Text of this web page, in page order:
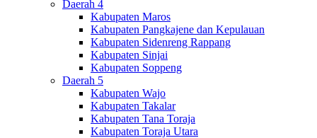
Daerah 4
Kabupaten Maros
Kabupaten Pangkajene dan Kepulauan
Kabupaten Sidenreng Rappang
Kabupaten Sinjai
Kabupaten Soppeng
Daerah 5
Kabupaten Wajo
Kabupaten Takalar
Kabupaten Tana Toraja
Kabupaten Toraja Utara